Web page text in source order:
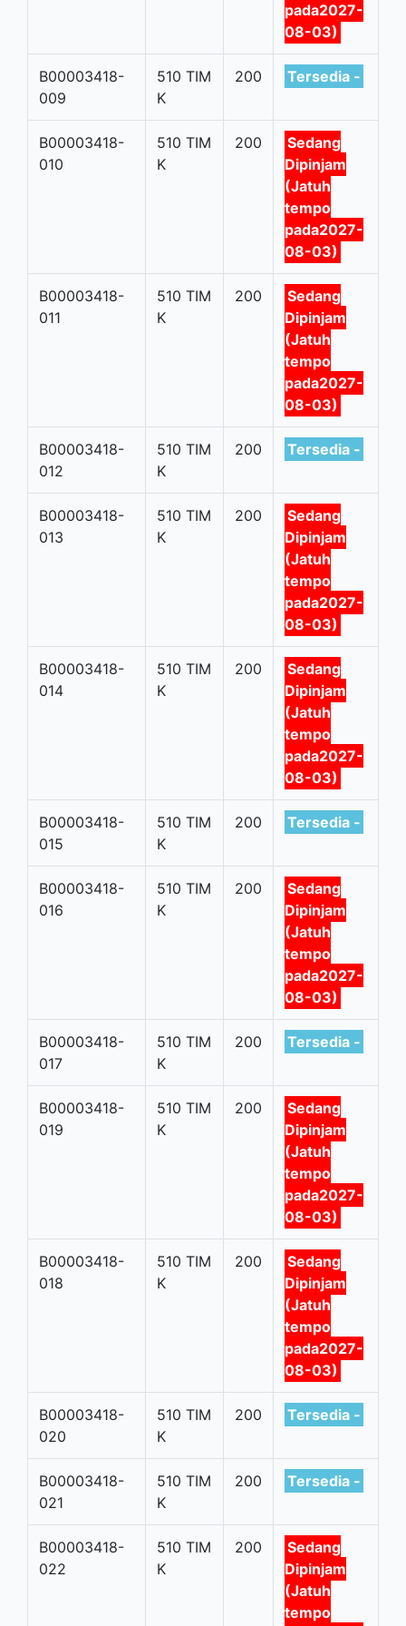
pada2027-
08-03)
B00003418-
009
510 TIM
K
200 Tersedia -
B00003418-
010
510 TIM
K
200
Sedang
Dipinjam
(Jatuh
tempo
pada2027-
08-03)
B00003418-
011
510 TIM
K
200
Sedang
Dipinjam
(Jatuh
tempo
pada2027-
08-03)
B00003418-
012
510 TIM
K
200 Tersedia -
B00003418-
013
510 TIM
K
200
Sedang
Dipinjam
(Jatuh
tempo
pada2027-
08-03)
B00003418-
014
510 TIM
K
200
Sedang
Dipinjam
(Jatuh
tempo
pada2027-
08-03)
B00003418-
015
510 TIM
K
200 Tersedia -
B00003418-
016
510 TIM
K
200
Sedang
Dipinjam
(Jatuh
tempo
pada2027-
08-03)
B00003418-
017
510 TIM
K
200 Tersedia -
B00003418-
019
510 TIM
K
200
Sedang
Dipinjam
(Jatuh
tempo
pada2027-
08-03)
B00003418-
018
510 TIM
K
200
Sedang
Dipinjam
(Jatuh
tempo
pada2027-
08-03)
B00003418-
020
510 TIM
K
200 Tersedia -
B00003418-
021
510 TIM
K
200 Tersedia -
B00003418-
022
510 TIM
K
200
Sedang
Dipinjam
(Jatuh
tempo